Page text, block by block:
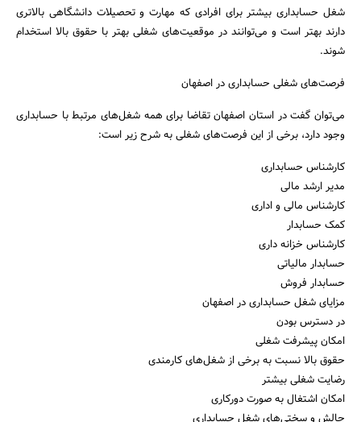
جستجو
شغل حسابداری بیشتر برای افرادی که مهارت و تحصیلات دانشگاهی بالاتری
دارند بهتر است و می‌توانند در موقعیت‌های شغلی بهتر با حقوق بالا استخدام
شوند.
فرصت‌های شغلی حسابداری در اصفهان
می‌توان گفت در استان اصفهان تقاضا برای همه شغل‌های مرتبط با حسابداری
وجود دارد، برخی از این فرصت‌های شغلی به شرح زیر است:
کارشناس حسابداری
مدیر ارشد مالی
کارشناس مالی و اداری
کمک حسابدار
کارشناس خزانه داری
حسابدار مالیاتی
حسابدار فروش
مزایای شغل حسابداری در اصفهان
در دسترس بودن
امکان پیشرفت شغلی
حقوق بالا نسبت به برخی از شغل‌های کارمندی
رضایت شغلی بیشتر
امکان اشتغال به صورت دورکاری